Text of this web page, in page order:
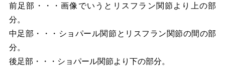
前足部・・・画像でいうとリスフラン関節より上の部
分。
中足部・・・ショパール関節とリスフラン関節の間の部
分。
後足部・・・ショパール関節より下の部分。